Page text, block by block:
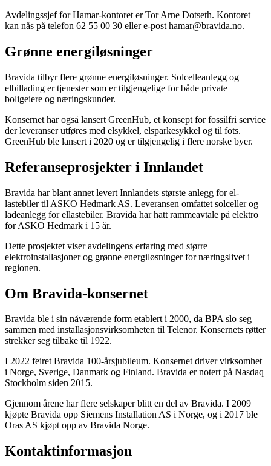
Avdelingssjef for Hamar-kontoret er Tor Arne Dotseth. Kontoret
kan nås på telefon 62 55 00 30 eller e-post hamar@bravida.no.
Grønne energiløsninger
Bravida tilbyr flere grønne energiløsninger. Solcelleanlegg og
elbillading er tjenester som er tilgjengelige for både private
boligeiere og næringskunder.
Konsernet har også lansert GreenHub, et konsept for fossilfri service
der leveranser utføres med elsykkel, elsparkesykkel og til fots.
GreenHub ble lansert i 2020 og er tilgjengelig i flere norske byer.
Referanseprosjekter i Innlandet
Bravida har blant annet levert Innlandets største anlegg for el-
lastebiler til ASKO Hedmark AS. Leveransen omfattet solceller og
ladeanlegg for ellastebiler. Bravida har hatt rammeavtale på elektro
for ASKO Hedmark i 15 år.
Dette prosjektet viser avdelingens erfaring med større
elektroinstallasjoner og grønne energiløsninger for næringslivet i
regionen.
Om Bravida-konsernet
Bravida ble i sin nåværende form etablert i 2000, da BPA slo seg
sammen med installasjonsvirksomheten til Telenor. Konsernets røtter
strekker seg tilbake til 1922.
I 2022 feiret Bravida 100-årsjubileum. Konsernet driver virksomhet
i Norge, Sverige, Danmark og Finland. Bravida er notert på Nasdaq
Stockholm siden 2015.
Gjennom årene har flere selskaper blitt en del av Bravida. I 2009
kjøpte Bravida opp Siemens Installation AS i Norge, og i 2017 ble
Oras AS kjøpt opp av Bravida Norge.
Kontaktinformasjon